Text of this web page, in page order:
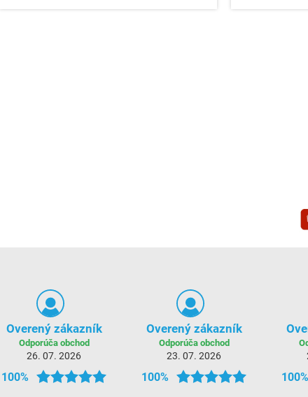
Overený zákazník
Odporúča obchod
26. 07. 2026
100%
Overený zákazník
Odporúča obchod
23. 07. 2026
100% 100%